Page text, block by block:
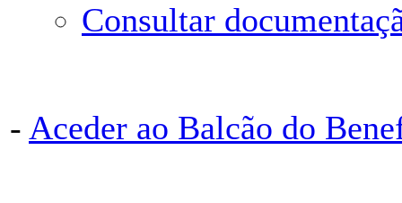
Consultar
- Aceder ao Balcão do